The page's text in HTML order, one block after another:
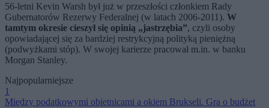
56-letni Kevin Warsh był już w przeszłości członkiem Rady
Gubernatorów Rezerwy Federalnej (w latach 2006-2011). W
tamtym okresie cieszył się opinią „jastrzębia”, czyli osoby
opowiadającej się za bardziej restrykcyjną polityką pieniężną
(podwyżkami stóp). W swojej karierze pracował m.in. w banku
Morgan Stanley.
Najpopularniejsze
1
Między podatkowymi obietnicami a okiem Brukseli. Gra o budżet